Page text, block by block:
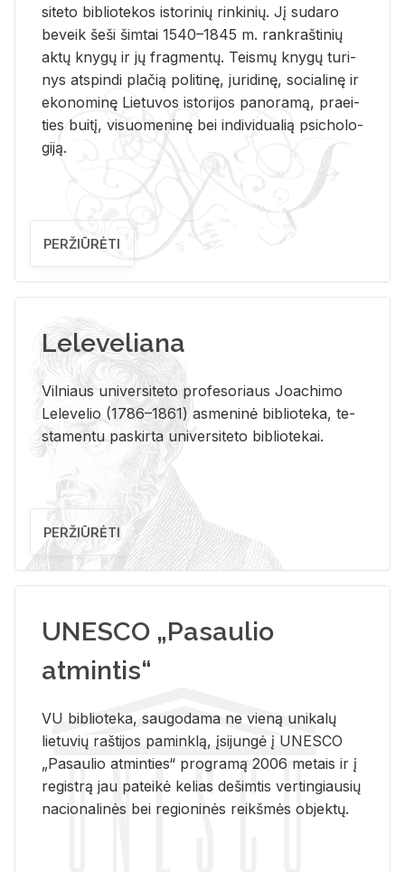
si­te­to bi­b­lio­te­kos is­to­ri­nių rin­ki­nių. Jį su­da­ro
be­veik šeši šim­tai 1540–1845 m. rank­raš­ti­nių
aktų kny­gų ir jų frag­men­tų. Teis­mų kny­gų tu­ri­
nys at­spin­di pla­čią po­li­ti­nę, ju­ri­di­nę, so­cia­li­nę ir
eko­no­mi­nę Lie­tu­vos is­to­ri­jos pa­no­ra­mą, pra­ei­
ties bui­tį, vi­suo­me­ni­nę bei in­di­vi­dua­lią psi­cho­lo­
gi­ją.
PERŽIŪRĖTI
Leleveliana
Vil­niaus uni­ver­si­te­to pro­fe­so­riaus Jo­a­chi­mo
Le­le­ve­lio (1786–1861) as­me­ni­nė bi­b­lio­te­ka, te­
sta­men­tu pa­skir­ta uni­ver­si­te­to bi­b­lio­te­kai.
PERŽIŪRĖTI
UNESCO „Pasaulio
atmintis“
VU biblioteka, saugodama ne vieną unikalų
lietuvių raštijos paminklą, įsijungė į UNESCO
„Pasaulio atminties“ programą 2006 metais ir į
registrą jau pateikė kelias dešimtis vertingiausių
nacionalinės bei regioninės reikšmės objektų.